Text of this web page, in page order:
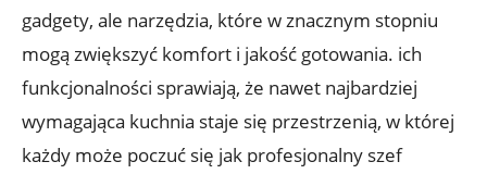
gadgety, ale narzędzia, które w znacznym stopniu
mogą zwiększyć komfort i jakość gotowania. ich
funkcjonalności sprawiają, że nawet najbardziej
wymagająca kuchnia staje się przestrzenią, w której
każdy może poczuć się jak profesjonalny szef